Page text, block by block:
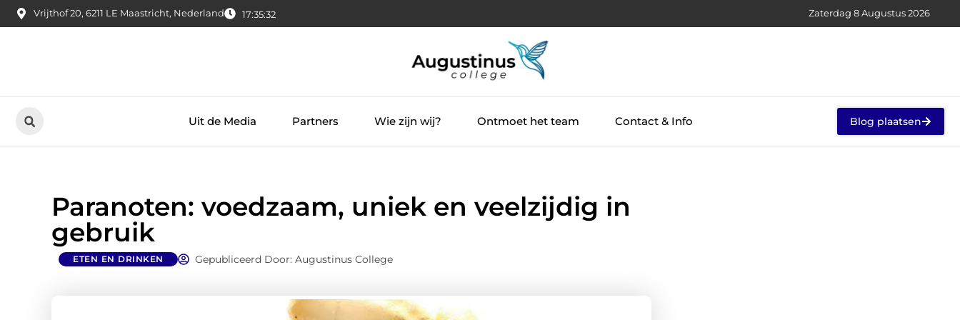
Vrijthof 20, 6211 LE Maastricht, Nederland 17:35:33 Zaterdag 8 Augustus 2026
Uit de Media Partners Wie zijn wij? Ontmoet het team Contact & Info Blog plaatsen
Paranoten: voedzaam, uniek en veelzijdig in
gebruik
ETEN EN DRINKEN Gepubliceerd Door: Augustinus College